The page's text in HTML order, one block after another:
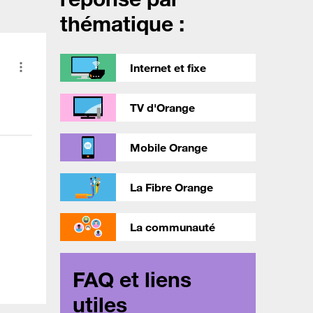
thématique :
Internet et fixe
TV d'Orange
Mobile Orange
La Fibre Orange
La communauté
FAQ et liens
utiles